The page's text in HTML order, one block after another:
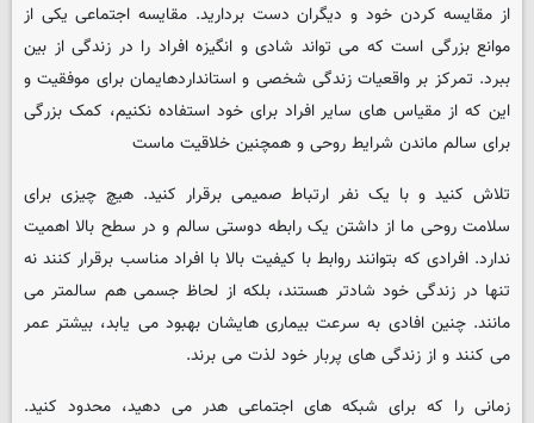
از مقایسه کردن خود و دیگران دست بردارید. مقایسه اجتماعی یکی از
موانع بزرگی است که می تواند شادی و انگیزه افراد را در زندگی از بین
ببرد. تمرکز بر واقعیات زندگی شخصی و استانداردهایمان برای موفقیت و
این که از مقیاس های سایر افراد برای خود استفاده نکنیم، کمک بزرگی
برای سالم ماندن شرایط روحی و همچنین خلاقیت ماست
تلاش کنید و با یک نفر ارتباط صمیمی برقرار کنید. هیچ چیزی برای
سلامت روحی ما از داشتن یک رابطه دوستی سالم و در سطح بالا اهمیت
ندارد. افرادی که بتوانند روابط با کیفیت بالا با افراد مناسب برقرار کنند نه
تنها در زندگی خود شادتر هستند، بلکه از لحاظ جسمی هم سالمتر می
مانند. چنین افادی به سرعت بیماری هایشان بهبود می یابد، بیشتر عمر
می کنند و از زندگی های پربار خود لذت می برند.
زمانی را که برای شبکه های اجتماعی هدر می دهید، محدود کنید.